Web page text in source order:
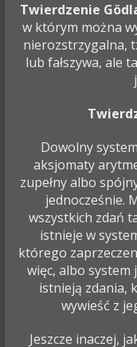
Twierdzenie
w którym można
nierozstrzygalna,
lub fałszywa, ale
Dowolny
aksjomaty
zupełny albo
jednocześnie.
wszystkich zdań
istnieje w
którego
więc, albo
istnieją zdania,
wywieść z
Jeszcze inaczej,